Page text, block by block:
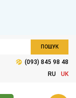
ПОШУК
(093) 845 98 48
RU UK